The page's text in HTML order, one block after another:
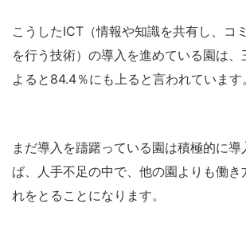
こうしたICT（情報や知識を共有し、コ
を行う技術）の導入を進めている園は、
よると84.4％にも上ると言われています。
まだ導入を躊躇っている園は積極的に
ば、人手不足の中で、他の園よりも働き
れをとることになります。